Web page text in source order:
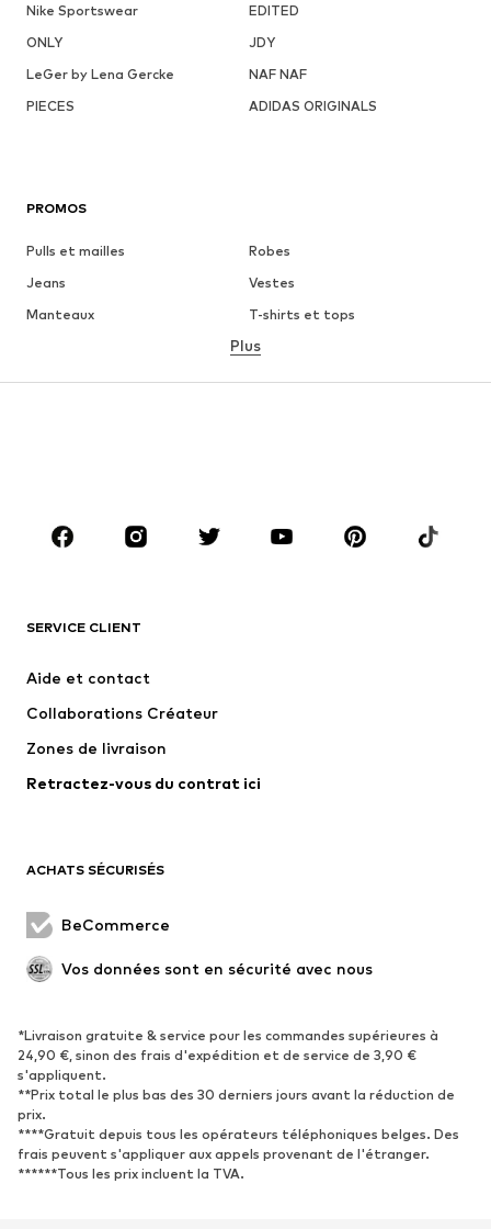
Nike Sportswear
EDITED
ONLY
JDY
LeGer by Lena Gercke
NAF NAF
PIECES
ADIDAS ORIGINALS
PROMOS
Pulls et mailles
Robes
Jeans
Vestes
Manteaux
T-shirts et tops
Lingerie
Jupes
Blouses et tuniques
Accessoires
Premium
Nouveautés
Lingerie
Manteaux
Jupes
Occasions spéciales
Nouveautés
Tendance
Baskets
Escarpins et talons hauts
Bottes
Sandales
Chaussures basses
Chaussures de sport
Plus
SERVICE CLIENT
Aide et contact
Collaborations Créateur
Zones de livraison
Retractez-vous du contrat ici
ACHATS SÉCURISÉS
BeCommerce
Vos données sont en sécurité avec nous
*Livraison gratuite & service pour les commandes supérieures à
24,90 €, sinon des frais d'expédition et de service de 3,90 €
s'appliquent.
**Prix total le plus bas des 30 derniers jours avant la réduction de
prix.
****Gratuit depuis tous les opérateurs téléphoniques belges. Des
frais peuvent s'appliquer aux appels provenant de l'étranger.
******Tous les prix incluent la TVA.